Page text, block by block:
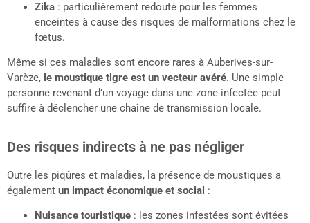
Zika : particulièrement redouté pour les femmes
enceintes à cause des risques de malformations chez le
fœtus.
Même si ces maladies sont encore rares à Auberives-sur-
Varèze, le moustique tigre est un vecteur avéré. Une simple
personne revenant d’un voyage dans une zone infectée peut
suffire à déclencher une chaîne de transmission locale.
Des risques indirects à ne pas négliger
Outre les piqûres et maladies, la présence de moustiques a
également un impact économique et social :
Nuisance touristique : les zones infestées sont évitées